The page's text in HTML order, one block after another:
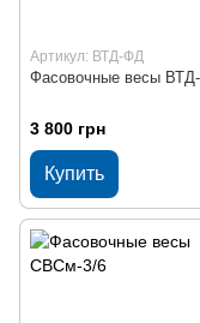
Артикул: ВТД-ФД
Фасовочные весы
3 800 грн
Купить